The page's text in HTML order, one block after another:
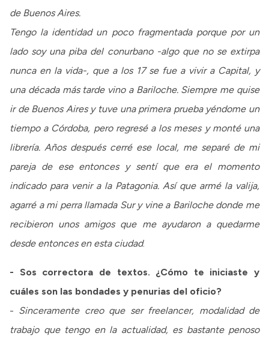
de Buenos Aires.
Tengo la identidad un poco fragmentada porque por un
lado soy una piba del conurbano -algo que no se extirpa
nunca en la vida-, que a los 17 se fue a vivir a Capital, y
una década más tarde vino a Bariloche. Siempre me quise
ir de Buenos Aires y tuve una primera prueba yéndome un
tiempo a Córdoba, pero regresé a los meses y monté una
librería. Años después cerré ese local, me separé de mi
pareja de ese entonces y sentí que era el momento
indicado para venir a la Patagonia. Así que armé la valija,
agarré a mi perra llamada Sur y vine a Bariloche donde me
recibieron unos amigos que me ayudaron a quedarme
desde entonces en esta ciudad.
- Sos correctora de textos. ¿Cómo te iniciaste y
cuáles son las bondades y penurias del oficio?
- Sinceramente creo que ser freelancer, modalidad de
trabajo que tengo en la actualidad, es bastante penoso